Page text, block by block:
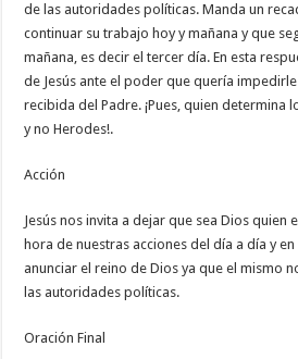
de las autoridades políticas. Manda un
continuar su trabajo hoy y mañana y que
mañana, es decir el tercer día. En esta
de Jesús ante el poder que quería
recibida del Padre. ¡Pues, quien determina
y no Herodes!.
Acción
Jesús nos invita a dejar que sea Dios quien
hora de nuestras acciones del día a día y
anunciar el reino de Dios ya que el mismo
las autoridades políticas.
Oración Final